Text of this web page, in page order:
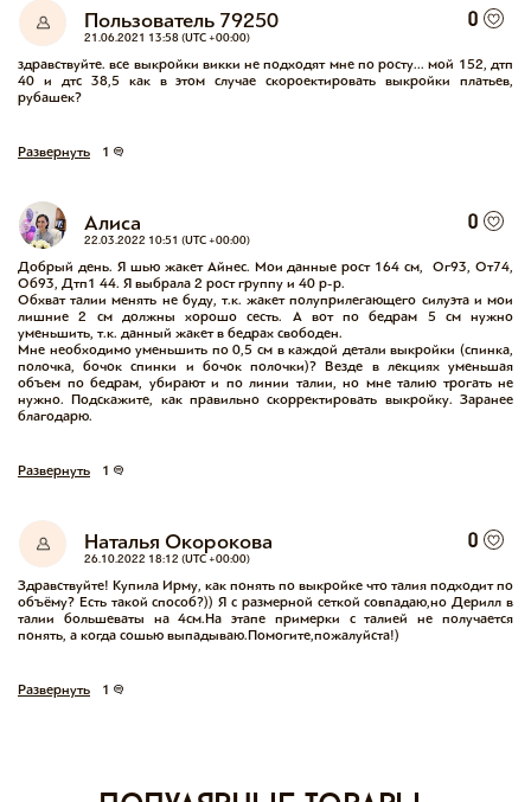
Пользователь 79250
21.06.2021 13:58 (UTC +00:00)
0
здравствуйте. все выкройки викки не подходят мне по росту... мой 152, дтп
40 и дтс 38,5 как в этом случае скороектировать выкройки платьев,
рубашек?
Развернуть 1
Алиса
22.03.2022 10:51 (UTC +00:00)
0
Добрый день. Я шью жакет Айнес. Мои данные рост 164 см,  Ог93, От74,
Об93, Дтп1 44. Я выбрала 2 рост группу и 40 р-р.
Обхват талии менять не буду, т.к. жакет полуприлегающего силуэта и мои
лишние 2 см должны хорошо сесть. А вот по бедрам 5 см нужно
уменьшить, т.к. данный жакет в бедрах свободен.
Мне необходимо уменьшить по 0,5 см в каждой детали выкройки (спинка,
полочка, бочок спинки и бочок полочки)? Везде в лекциях уменьшая
объем по бедрам, убирают и по линии талии, но мне талию трогать не
нужно. Подскажите, как правильно скорректировать выкройку. Заранее
благодарю.
Развернуть 1
Наталья Окорокова
26.10.2022 18:12 (UTC +00:00)
0
Здравствуйте! Купила Ирму, как понять по выкройке что талия подходит по
объёму? Есть такой способ?)) Я с размерной сеткой совпадаю,но Дерилл в
талии большеваты на 4см.На этапе примерки с талией не получается
понять, а когда сошью выпадываю.Помогите,пожалуйста!)
Развернуть 1